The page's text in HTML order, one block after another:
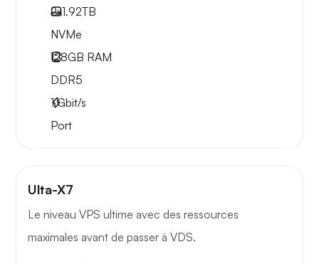
2x1.92TB
NVMe
128GB RAM
DDR5
1Gbit/s
Port
Ulta-X7
Le niveau VPS ultime avec des ressources
maximales avant de passer à VDS.